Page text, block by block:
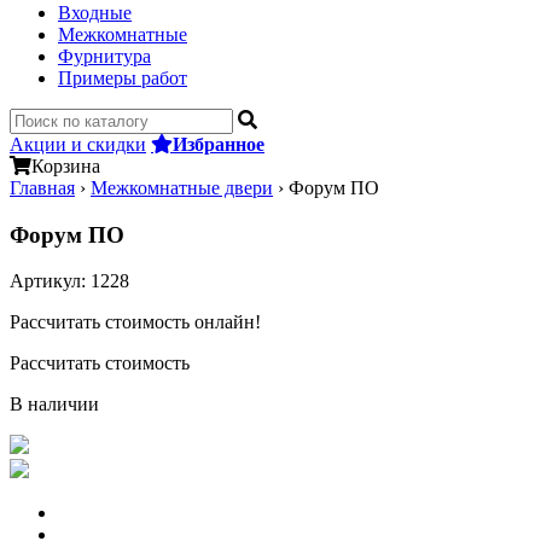
Входные
Межкомнатные
Фурнитура
Примеры работ
Акции и скидки Избранное
Корзина
Главная › Межкомнатные двери › Форум ПО
Форум ПО
Артикул: 1228
Рассчитать стоимость онлайн!
Рассчитать стоимость
В наличии